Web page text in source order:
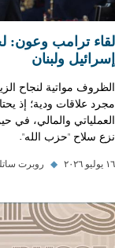
لقاء ترامب وعون:
إسرائيل ولبنان
الظروف مواتية لنجاح
مجرد علاقات ودية؛ إذ
العملياتي والمالي، في
نزع سلاح "حزب الله".
١٦ يوليو ٢٠٢٦ ◆ روبرت